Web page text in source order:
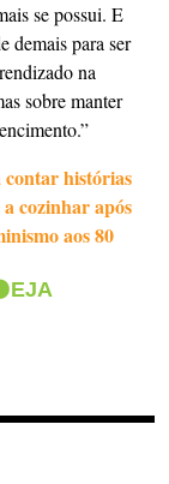
EJA
se possui. E
demais para ser
na
sobre manter
contar histórias
cozinhar após
aos 80